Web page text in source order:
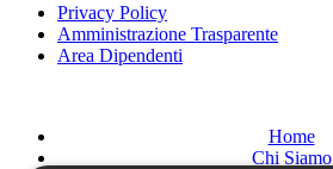
Privacy Policy
Amministrazione Trasparente
Area Dipendenti
Home
Chi Siamo